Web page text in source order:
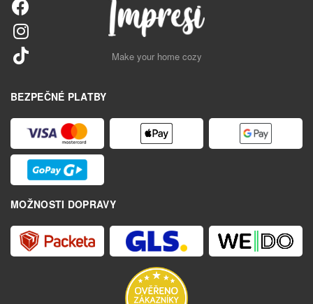
Make your home cozy
BEZPEČNÉ PLATBY
MOŽNOSTI DOPRAVY